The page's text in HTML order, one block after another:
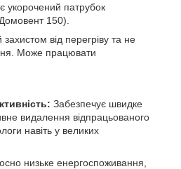
укорочений патрубок
150).
від перегріву та не
Може працювати
Забезпечує швидке
видалення відпрацьованого
навіть у великих
низьке енергоспоживання,